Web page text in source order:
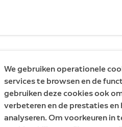
We gebruiken operationele
services te browsen en de
gebruiken deze cookies ook
verbeteren en de prestaties
analyseren. Om voorkeuren in